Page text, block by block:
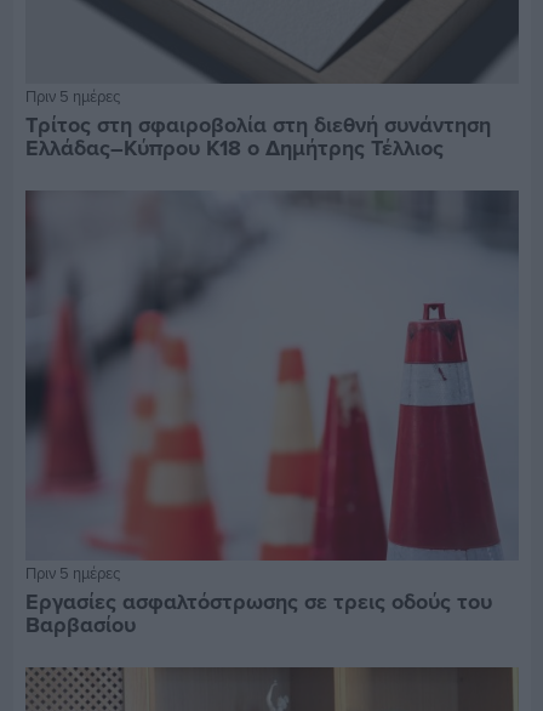
Πριν 5 ημέρες
Τρίτος στη σφαιροβολία στη διεθνή συνάντηση
Ελλάδας–Κύπρου Κ18 ο Δημήτρης Τέλλιος
Πριν 5 ημέρες
Εργασίες ασφαλτόστρωσης σε τρεις οδούς του
Βαρβασίου